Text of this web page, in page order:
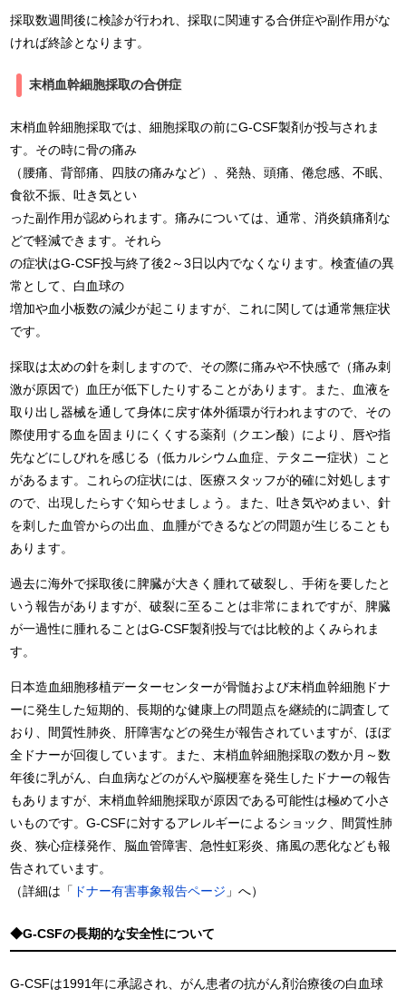
採取数週間後に検診が行われ、採取に関連する合併症や副作用がな
ければ終診となります。
末梢血幹細胞採取の合併症
末梢血幹細胞採取では、細胞採取の前にG-CSF製剤が投与されま
す。その時に骨の痛み
（腰痛、背部痛、四肢の痛みなど）、発熱、頭痛、倦怠感、不眠、
食欲不振、吐き気とい
った副作用が認められます。痛みについては、通常、消炎鎮痛剤な
どで軽減できます。それら
の症状はG-CSF投与終了後2～3日以内でなくなります。検査値の異
常として、白血球の
増加や血小板数の減少が起こりますが、これに関しては通常無症状
です。
採取は太めの針を刺しますので、その際に痛みや不快感で（痛み刺
激が原因で）血圧が低下したりすることがあります。また、血液を
取り出し器械を通して身体に戻す体外循環が行われますので、その
際使用する血を固まりにくくする薬剤（クエン酸）により、唇や指
先などにしびれを感じる（低カルシウム血症、テタニー症状）こと
があるます。これらの症状には、医療スタッフが的確に対処します
ので、出現したらすぐ知らせましょう。また、吐き気やめまい、針
を刺した血管からの出血、血腫ができるなどの問題が生じることも
あります。
過去に海外で採取後に脾臓が大きく腫れて破裂し、手術を要したと
いう報告がありますが、破裂に至ることは非常にまれですが、脾臓
が一過性に腫れることはG-CSF製剤投与では比較的よくみられま
す。
日本造血細胞移植データーセンターが骨髄および末梢血幹細胞ドナ
ーに発生した短期的、長期的な健康上の問題点を継続的に調査して
おり、間質性肺炎、肝障害などの発生が報告されていますが、ほぼ
全ドナーが回復しています。また、末梢血幹細胞採取の数か月～数
年後に乳がん、白血病などのがんや脳梗塞を発生したドナーの報告
もありますが、末梢血幹細胞採取が原因である可能性は極めて小さ
いものです。G-CSFに対するアレルギーによるショック、間質性肺
炎、狭心症様発作、脳血管障害、急性虹彩炎、痛風の悪化なども報
告されています。
（詳細は「 ドナー有害事象報告ページ 」へ）
◆G-CSFの長期的な安全性について
G-CSFは1991年に承認され、がん患者の抗がん剤治療後の白血球